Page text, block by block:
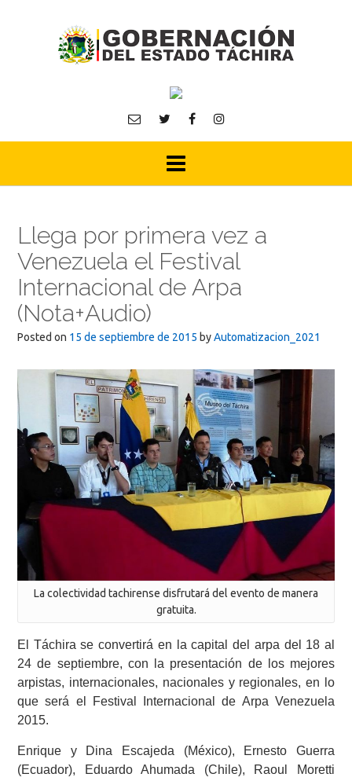
Llega por primera vez a
Venezuela el Festival
Internacional de Arpa
(Nota+Audio)
Posted on 15 de septiembre de 2015 byAutomatizacion_2021
La colectividad tachirense disfrutará del evento de manera
gratuita.
El Táchira se convertirá en la capital del arpa del 18 al
24 de septiembre, con la presentación de los mejores
arpistas, internacionales, nacionales y regionales, en lo
que será el Festival Internacional de Arpa Venezuela
2015.
Enrique y Dina Escajeda (México), Ernesto Guerra
(Ecuador), Eduardo Ahumada (Chile), Raoul Moretti